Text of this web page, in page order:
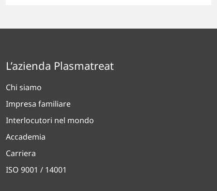
L’azienda Plasmatreat
Chi siamo
Impresa familiare
Interlocutori nel mondo
Accademia
Carriera
ISO 9001 / 14001